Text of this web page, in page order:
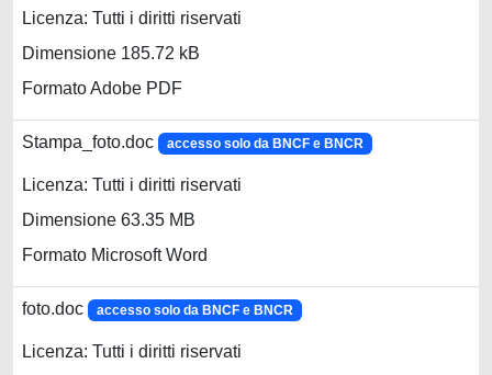
Licenza: Tutti i diritti riservati
Dimensione 185.72 kB
Formato Adobe PDF
Stampa_foto.doc accesso solo da BNCF e BNCR
Licenza: Tutti i diritti riservati
Dimensione 63.35 MB
Formato Microsoft Word
foto.doc accesso solo da BNCF e BNCR
Licenza: Tutti i diritti riservati